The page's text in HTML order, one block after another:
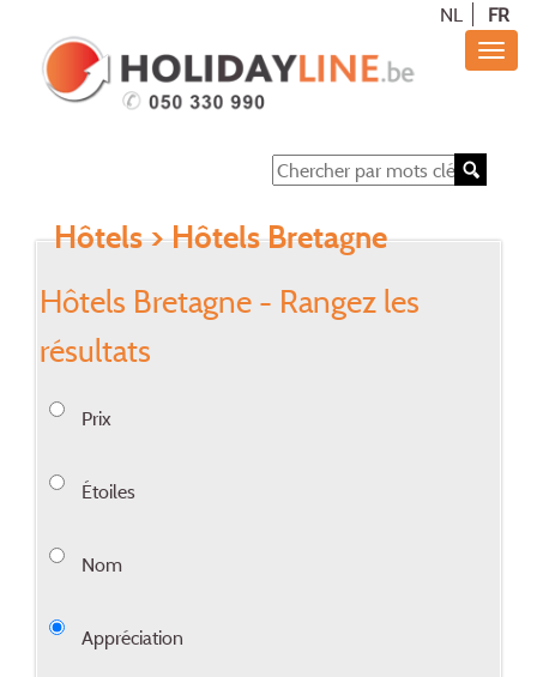
NL FR
Hôtels> Hôtels Bretagne
Hôtels Bretagne - Rangez les
résultats
Prix
Étoiles
Nom
Appréciation